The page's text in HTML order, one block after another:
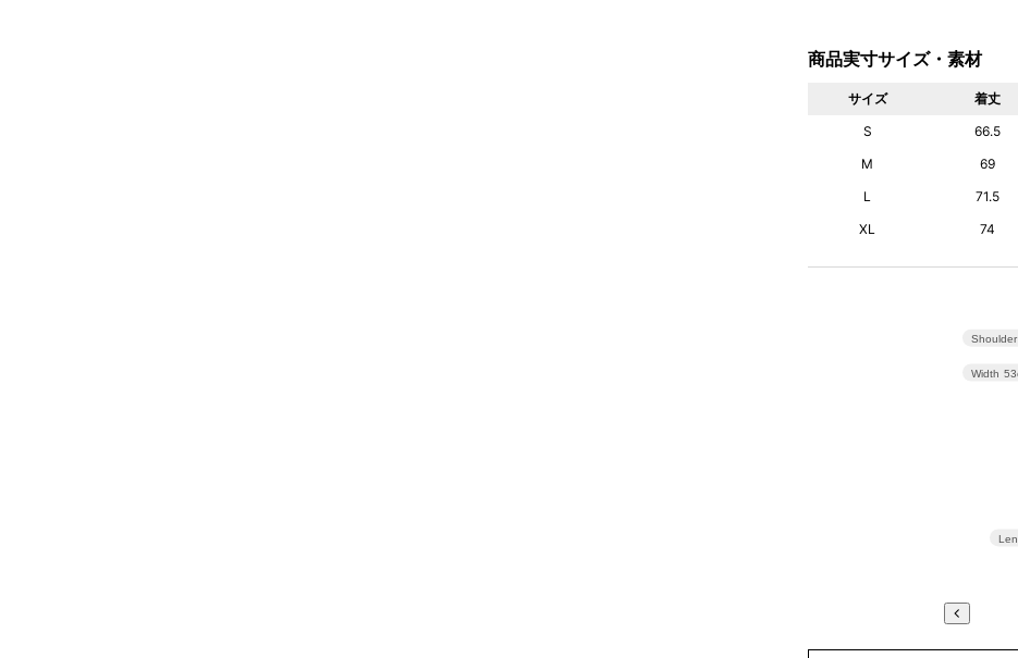
商品実寸サイズ・素材
サイズ 着丈
S
66.5
M
69
L
71.5
XL
74
Width